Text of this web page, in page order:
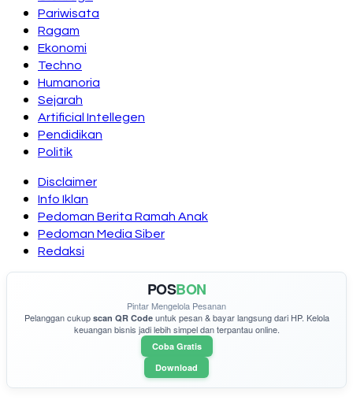
Pariwisata
Ragam
Ekonomi
Techno
Humanoria
Sejarah
Artificial Intellegen
Pendidikan
Politik
Disclaimer
Info Iklan
Pedoman Berita Ramah Anak
Pedoman Media Siber
Redaksi
POSBON
Pintar Mengelola Pesanan
Pelanggan cukup scan QR Codeuntuk pesan & bayar langsung dari HP. Kelola
keuangan bisnis jadi lebih simpel dan terpantau online.
Coba Gratis
Download